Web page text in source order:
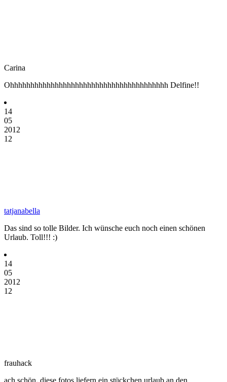
Carina
Ohhhhhhhhhhhhhhhhhhhhhhhhhhhhhhhhhhhhhhh Delfine!!
14
05
2012
12
tatjanabella
Das sind so tolle Bilder. Ich wünsche euch noch einen schönen
Urlaub. Toll!!! :)
14
05
2012
12
frauhack
ach schön. diese fotos liefern ein stückchen urlaub an den